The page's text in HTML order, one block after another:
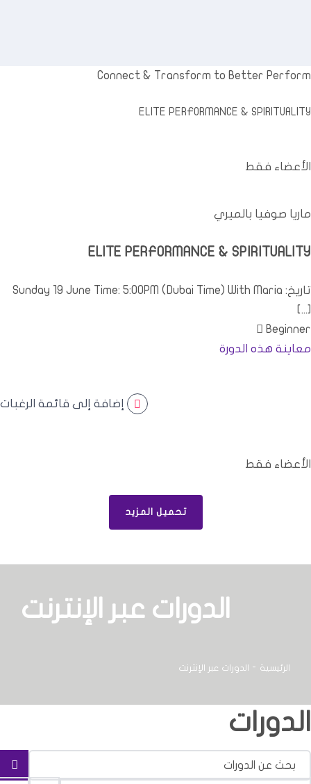
Connect & Transform to Better Perform
ELITE PERFORMANCE & SPIRITUALITY
الأعضاء فقط
ماريا صوفيا بالميري
ELITE PERFORMANCE & SPIRITUALITY
تاريخ: Sunday 19 June Time: 5:00PM ( Dubai Time) With Maria
[...]
Beginner
معاينة هذه الدورة
إضافة إلى قائمة الرغبات
الأعضاء فقط
تحميل المزيد
الدورات عبر الإنترنت
الرئيسية الدورات عبر الإنترنت
الدورات